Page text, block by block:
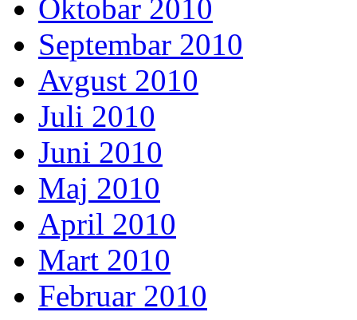
Oktobar 2010
Septembar 2010
Avgust 2010
Juli 2010
Juni 2010
Maj 2010
April 2010
Mart 2010
Februar 2010